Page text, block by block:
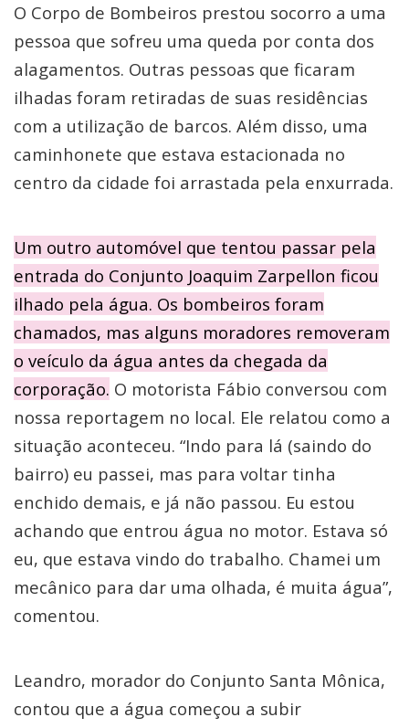
O Corpo de Bombeiros prestou socorro a uma
pessoa que sofreu uma queda por conta dos
alagamentos. Outras pessoas que ficaram
ilhadas foram retiradas de suas residências
com a utilização de barcos. Além disso, uma
caminhonete que estava estacionada no
centro da cidade foi arrastada pela enxurrada.
Um outro automóvel que tentou passar pela
entrada do Conjunto Joaquim Zarpellon ficou
ilhado pela água. Os bombeiros foram
chamados, mas alguns moradores removeram
o veículo da água antes da chegada da
corporação. O motorista Fábio conversou com
nossa reportagem no local. Ele relatou como a
situação aconteceu. “Indo para lá (saindo do
bairro) eu passei, mas para voltar tinha
enchido demais, e já não passou. Eu estou
achando que entrou água no motor. Estava só
eu, que estava vindo do trabalho. Chamei um
mecânico para dar uma olhada, é muita água”,
comentou.
Leandro, morador do Conjunto Santa Mônica,
contou que a água começou a subir